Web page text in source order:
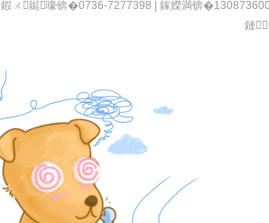
鍜ㄨ鐑嚎锛�0736-7277398 | 鎵嬫満锛
鏈